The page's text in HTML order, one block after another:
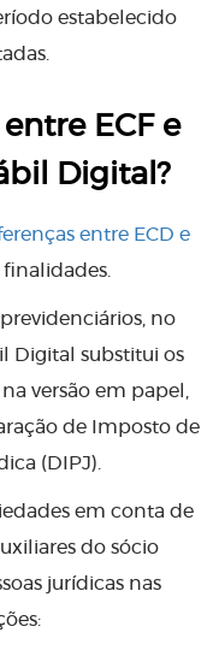
estabelecido
ECF e
Digital?
entre ECD e
no
Digital substitui os
versão em papel,
de Imposto de
(DIPJ).
em conta de
do sócio
jurídicas nas